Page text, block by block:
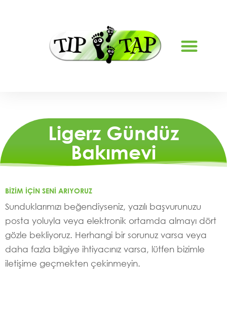
Ligerz Gündüz
Bakımevi
BIZIM IÇIN SENI ARIYORUZ
Sunduklarımızı beğendiyseniz, yazılı başvurunuzu
posta yoluyla veya elektronik ortamda almayı dört
gözle bekliyoruz. Herhangi bir sorunuz varsa veya
daha fazla bilgiye ihtiyacınız varsa, lütfen bizimle
iletişime geçmekten çekinmeyin.